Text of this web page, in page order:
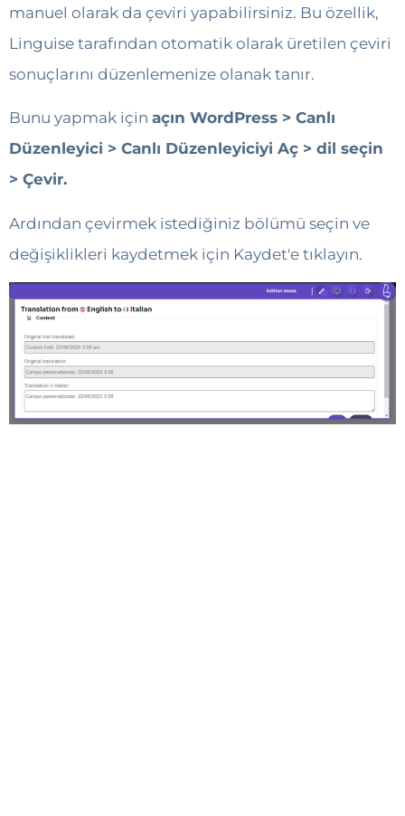
manuel olarak da çeviri yapabilirsiniz. Bu özellik,
Linguise tarafından otomatik olarak üretilen çeviri
sonuçlarını düzenlemenize olanak tanır.
Bunu yapmak için açın WordPress > Canlı
Düzenleyici > Canlı Düzenleyiciyi Aç > dil seçin
> Çevir.
Ardından çevirmek istediğiniz bölümü seçin ve
değişiklikleri kaydetmek için Kaydet'e tıklayın.